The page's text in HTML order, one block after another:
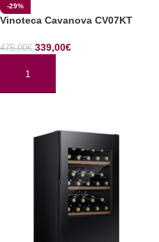
-29%
Vinoteca Cavanova CV07KT
475,00€ 339,00€
AÑADIR AL CARRITO